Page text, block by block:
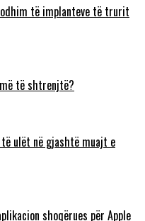
të implanteve të trurit
të shtrenjtë?
ulët në gjashtë muajt e
shoqërues për Apple